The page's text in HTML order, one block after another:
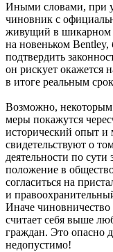
Иными словами, при
чиновник с
живущий в шикарном
на новеньком
подтвердить
он рискует окажется
в итоге реальным
Возможно,
меры покажутся
исторический опыт и
свидетельствуют о
деятельности по
положение в
согласиться на
и
Иначе чиновничество
считает себя выше
граждан. Это опасно
недопустимо!